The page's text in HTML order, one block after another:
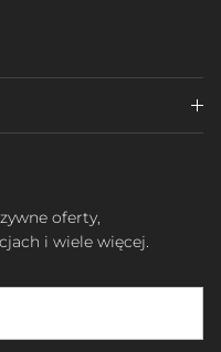
oferty,
i wiele więcej.